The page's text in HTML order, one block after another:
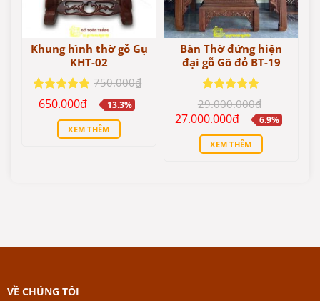
Khung hình thờ gỗ Gụ
KHT-02
Được xếp
hạng5 5
750.000₫
Giá
gốc
750.000₫.
650.000₫Giá
hiện
tại
là:
13.3%
XEM THÊM
Bàn Thờ đứng hiện
đại gỗ Gõ đỏ BT-19
Được xếp
hạng55
sao
29.000.000₫
Giá
gốc
29.000.000₫.
27.000.000₫Giá
hiện
tại
là:
6.9%
XEM THÊM
VỀ CHÚNG TÔI